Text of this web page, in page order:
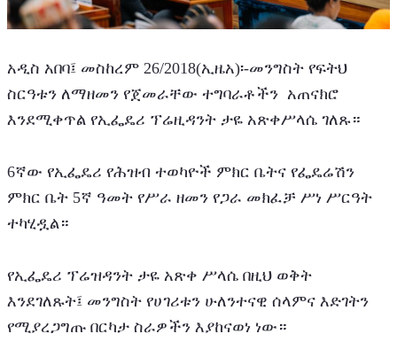
አዲስ አበባ፤ መስከረም 26/2018(ኢዜአ)፡-መንግስት የፍትህ
ስርዓቱን ለማዘመን የጀመራቸው ተግባራቶችን  አጠናክሮ
እንደሚቀጥል የኢፌዴሪ ፕሬዚዳንት ታዬ አጽቀሥላሴ ገለጹ።
6ኛው የኢፌዴሪ የሕዝብ ተወካዮች ምክር ቤትና የፌዴሬሽን
ምክር ቤት 5ኛ ዓመት የሥራ ዘመን የጋራ መክፈቻ ሥነ ሥርዓት
ተካሂዷል።
የኢፌዴሪ ፕሬዝዳንት ታዬ አጽቀ ሥላሴ በዚህ ወቅት
እንደገለጹት፤ መንግስት የሀገሪቱን ሁለንተናዊ ሰላምና እድገትን
የሚያረጋግጡ በርካታ ስራዎችን እያከናወነ ነው።